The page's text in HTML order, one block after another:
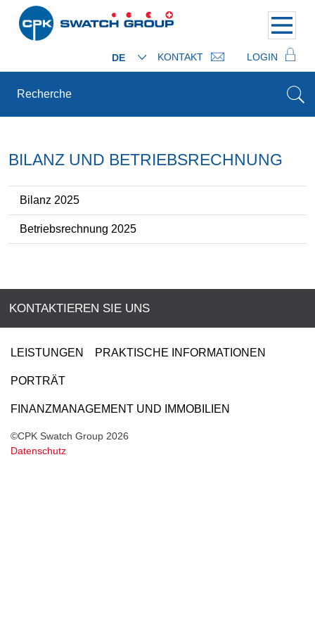
DE KONTAKT LOGIN
BILANZ UND BETRIEBSRECHNUNG
Bilanz 2025
Betriebsrechnung 2025
KONTAKTIEREN SIE UNS
©CPK Swatch Group 2026
Datenschutz
LEISTUNGEN PRAKTISCHE INFORMATIONEN
PORTRÄT
FINANZMANAGEMENT UND IMMOBILIEN